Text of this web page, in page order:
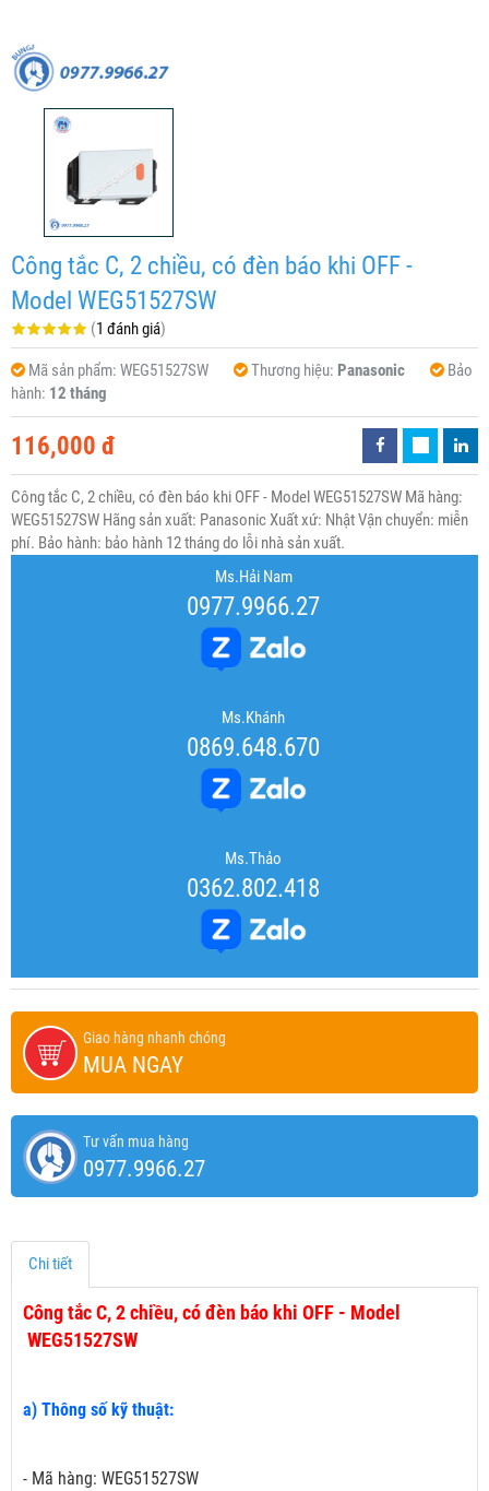
Công tắc C, 2 chiều, có đèn báo khi OFF -
Model WEG51527SW
(1 đánh giá)
Mã sản phẩm: WEG51527SW Thương hiệu: Panasonic
Bảo
hành: 12 tháng
116,000 đ
Công tắc C, 2 chiều, có đèn báo khi OFF - Model WEG51527SW Mã hàng:
WEG51527SW Hãng sản xuất: Panasonic Xuất xứ: Nhật Vận chuyển: miễn
phí. Bảo hành: bảo hành 12 tháng do lỗi nhà sản xuất.
Ms.Hải Nam
0977.9966.27
Ms.Khánh
0869.648.670
Ms.Thảo
0362.802.418
Giao hàng nhanh chóng
MUA NGAY
Tư vấn mua hàng
0977.9966.27
Chi tiết
Công tắc C, 2 chiều, có đèn báo khi OFF - Model
WEG51527SW
a) Thông số kỹ thuật:
- Mã hàng: WEG51527SW